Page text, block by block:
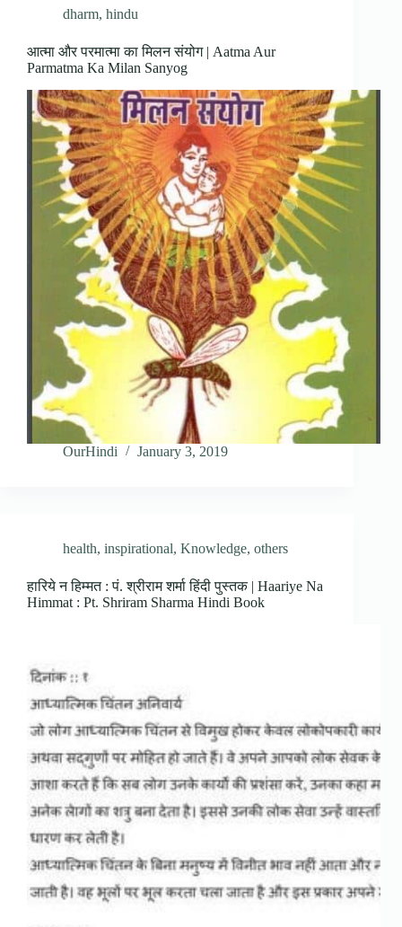
dharm, hindu
आत्मा और परमात्मा का मिलन संयोग | Aatma Aur
Parmatma Ka Milan Sanyog
OurHindi January 3, 2019
health, inspirational, Knowledge, others
हारिये न हिम्मत : पं. श्रीराम शर्मा हिंदी पुस्तक | Haariye Na
Himmat : Pt. Shriram Sharma Hindi Book